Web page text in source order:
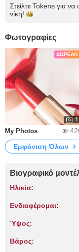
Στείλτε Tokens για να
νίκη!
Φωτογραφίες
ΔΩΡΕΆΝ
1
My Photos
Εμφάνιση Όλων
Βιογραφικό
Ηλικία:
Ενδιαφέρομαι:
Ύψος:
Βάρος: